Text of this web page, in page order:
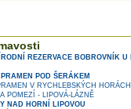
REZERVACE BOBROVNÍK U
POD ŠERÁKEM
V RYCHLEBSKÝCH HORÁCH
POMEZÍ - LIPOVÁ-LÁZNĚ
NAD HORNÍ LIPOVOU